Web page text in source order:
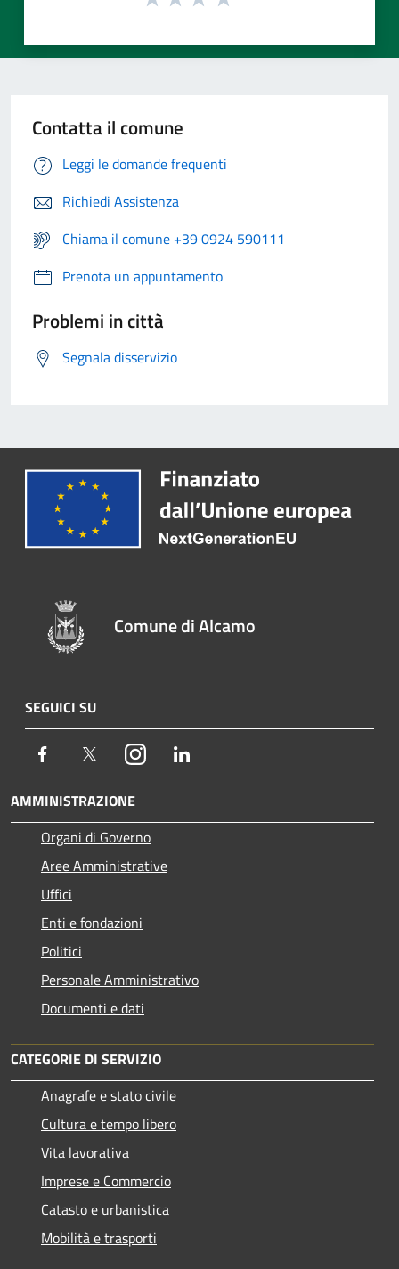
Contatta il comune
Leggi le domande frequenti
Richiedi Assistenza
Chiama il comune +39 0924 590111
Prenota un appuntamento
Problemi in città
Segnala disservizio
Comune di Alcamo
SEGUICI SU
Facebook TwitterInstagram
AMMINISTRAZIONE
Organi di Governo
Aree Amministrative
Uffici
Enti e fondazioni
Politici
Personale Amministrativo
Documenti e dati
CATEGORIE DI SERVIZIO
Anagrafe e stato civile
Cultura e tempo libero
Vita lavorativa
Imprese e Commercio
Catasto e urbanistica
Mobilità e trasporti